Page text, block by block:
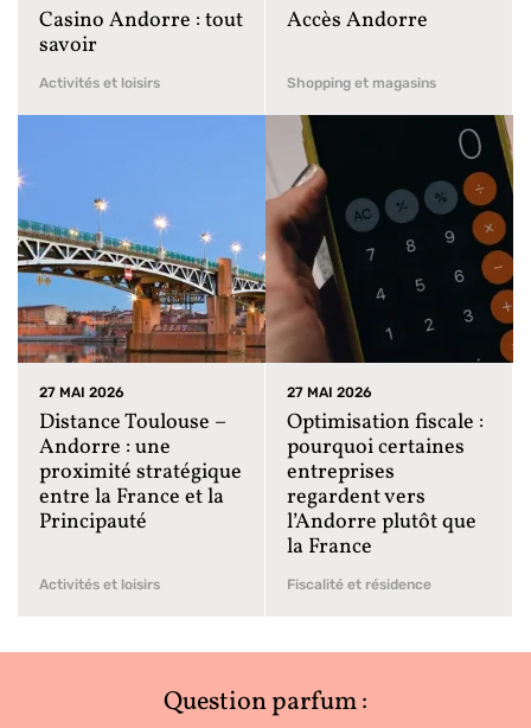
Casino Andorre : tout
savoir
Activités et loisirs
Accès Andorre
Shopping et magasins
27 MAI 2026
Distance Toulouse –
Andorre : une
proximité stratégique
entre la France et la
Principauté
Activités et loisirs
27 MAI 2026
Optimisation fiscale :
pourquoi certaines
entreprises
regardent vers
l’Andorre plutôt que
la France
Fiscalité et résidence
Question parfum :